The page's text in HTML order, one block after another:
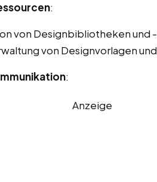
:
von Designbibliotheken und -
von Designvorlagen
:
Anzeige